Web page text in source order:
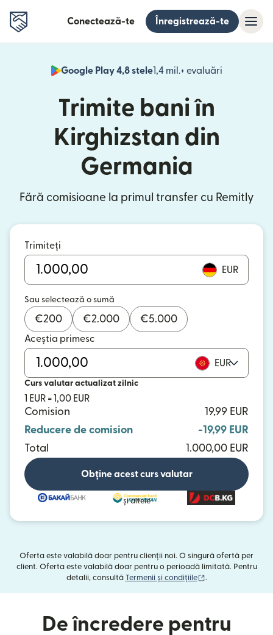
Conectează-te Înregistrează-te
Google Play 4,8 stele1,4 mil.+ evaluări
(se
Trimite bani în
Kirghizstan din
Germania
Fără comisioane la primul transfer cu Remitly
Trimiteți
EUR
Sau selectează o sumă
€200 €2.000 €5.000
Aceștia primesc
EUR
Curs valutar actualizat zilnic
1 EUR = 1,00 EUR
Comision
19,99 EUR
Reducere de comision
-19,99 EUR
Total
1.000,00 EUR
Obține acest curs valutar
și altele
Oferta este valabilă doar pentru clienții noi. O singură ofertă per
client. Oferta este valabilă doar pentru o perioadă limitată. Pentru
detalii, consultă Termenii și condițiile (se deschide într-
.
De încredere pentru